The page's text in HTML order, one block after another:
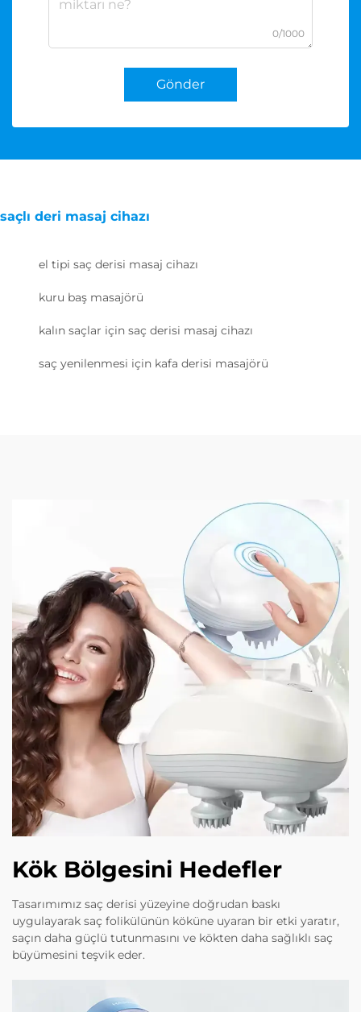
0/1000
Gönder
saçlı deri masaj cihazı
el tipi saç derisi masaj cihazı
kuru baş masajörü
kalın saçlar için saç derisi masaj cihazı
saç yenilenmesi için kafa derisi masajörü
Kök Bölgesini Hedefler
Tasarımımız saç derisi yüzeyine doğrudan baskı
uygulayarak saç folikülünün köküne uyaran bir etki yaratır,
saçın daha güçlü tutunmasını ve kökten daha sağlıklı saç
büyümesini teşvik eder.